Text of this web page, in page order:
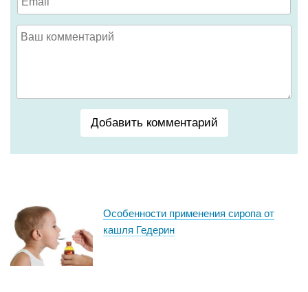
Добавить комментарий
Особенности применения сиропа от
кашля Гедерин